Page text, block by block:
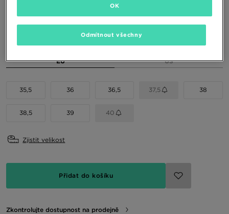
Černá
EU US
35,5 36 36,5 37,5 38
38,5 39 40
Zjistit velikost
Přidat do košíku
Zkontrolujte dostupnost na prodejně
Odmítnout všechny
OK